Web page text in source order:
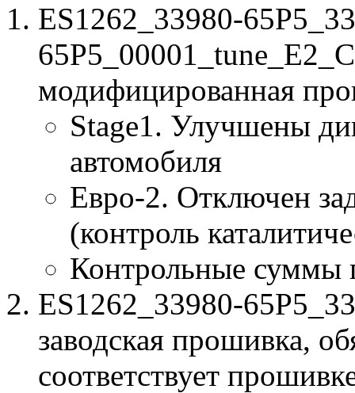
ES1262_33980-
модифицированная
Stage1. Улучшены
автомобиля
Евро-2. Отключен
(контроль
Контрольные суммы
ES1262_33980-
заводская прошивка,
соответствует